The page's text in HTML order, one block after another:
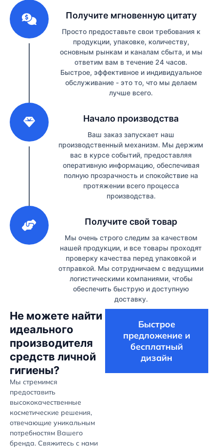
Получите мгновенную цитату
Просто предоставьте свои требования к
продукции, упаковке, количеству,
основным рынкам и каналам сбыта, и мы
ответим вам в течение 24 часов.
Быстрое, эффективное и индивидуальное
обслуживание - это то, что мы делаем
лучше всего.
Начало производства
Ваш заказ запускает наш
производственный механизм. Мы держим
вас в курсе событий, предоставляя
оперативную информацию, обеспечивая
полную прозрачность и спокойствие на
протяжении всего процесса
производства.
Получите свой товар
Мы очень строго следим за качеством
нашей продукции, и все товары проходят
проверку качества перед упаковкой и
отправкой. Мы сотрудничаем с ведущими
логистическими компаниями, чтобы
обеспечить быструю и доступную
доставку.
Не можете найти
идеального
производителя
средств личной
гигиены?
Мы стремимся
предоставить
высококачественные
косметические решения,
отвечающие уникальным
потребностям Вашего
бренда. Свяжитесь с нами
Быстрое
предложение и
бесплатный
дизайн